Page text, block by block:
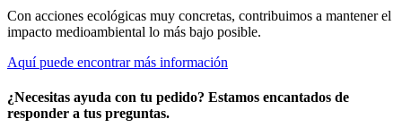
Con acciones ecológicas muy concretas, contribuimos a mantener el
impacto medioambiental lo más bajo posible.
Aquí puede encontrar más información
¿Necesitas ayuda con tu pedido? Estamos encantados de
responder a tus preguntas.